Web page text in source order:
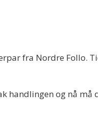
fra Nordre Follo.
handlingen og nå må